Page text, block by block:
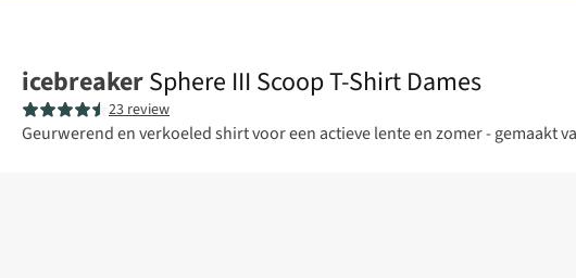
icebreakerSphere III Scoop T-Shirt Dames
23 review
Geurwerend en verkoeled shirt voor een actieve lente en zomer - gemaakt